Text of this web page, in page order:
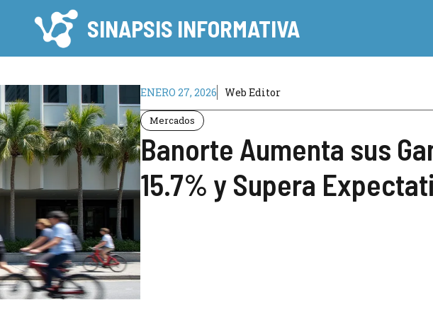
SINAPSIS INFORMATIVA
ENERO 27, 2026 Web Editor
Mercados
Banorte Aumenta sus
15.7% y Supera